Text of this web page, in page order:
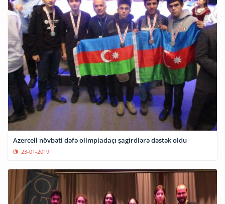
Azercell növbəti dəfə olimpiadaçı şagirdlərə dəstək oldu
23-01-2019